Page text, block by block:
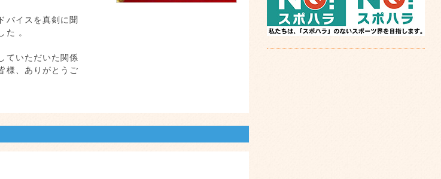
バイスを真剣に聞
た 。
ていただいた関係
様、ありがとうご